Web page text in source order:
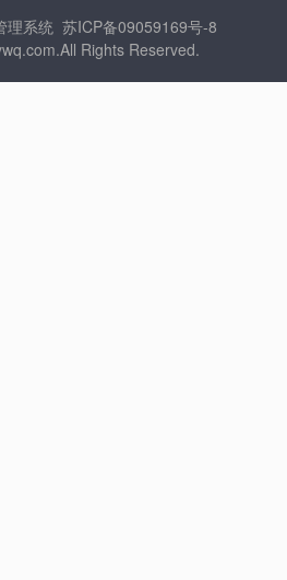
理系统 苏ICP备09059169号-8
Rights Reserved.